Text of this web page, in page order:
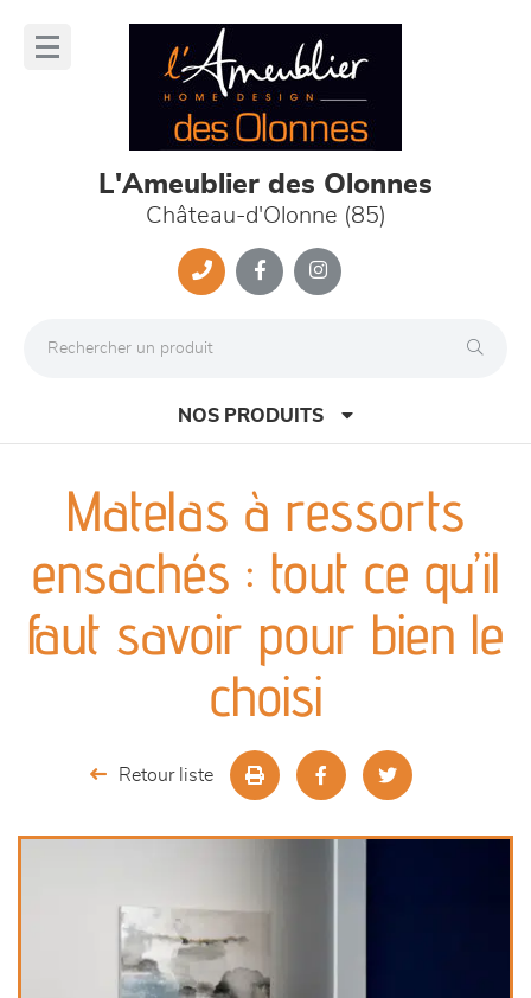
L'Ameublier des Olonnes
Château-d'Olonne (85)
NOS PRODUITS
canapés et fauteuils
séjours
meubles de complément
Matelas à ressorts
ensachés : tout ce qu’il
faut savoir pour bien le
choisi
Retour liste